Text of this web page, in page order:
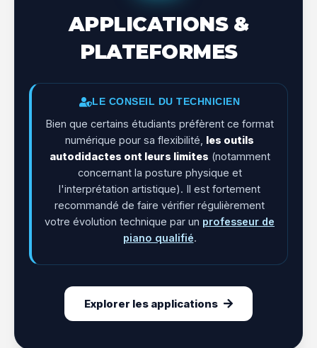
APPLICATIONS &
PLATEFORMES
LE CONSEIL DU TECHNICIEN
Bien que certains étudiants préfèrent ce format
numérique pour sa flexibilité, les outils
autodidactes ont leurs limites (notamment
concernant la posture physique et
l'interprétation artistique). Il est fortement
recommandé de faire vérifier régulièrement
votre évolution technique par un professeur de
piano qualifié.
Explorer les applications